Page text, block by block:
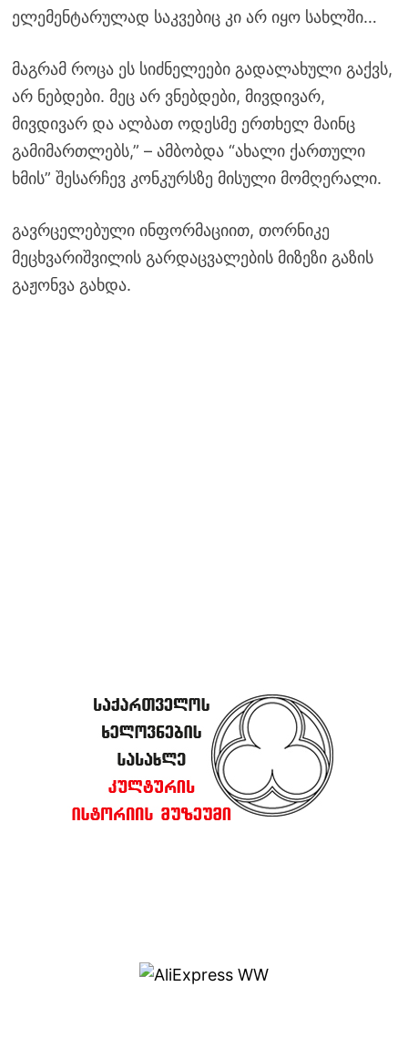
ელემენტარულად საკვებიც კი არ იყო სახლში…
მაგრამ როცა ეს სიძნელეები გადალახული გაქვს,
არ ნებდები. მეც არ ვნებდები, მივდივარ,
მივდივარ და ალბათ ოდესმე ერთხელ მაინც
გამიმართლებს,” – ამბობდა “ახალი ქართული
ხმის” შესარჩევ კონკურსზე მისული მომღერალი.
გავრცელებული ინფორმაციით, თორნიკე
მეცხვარიშვილის გარდაცვალების მიზეზი გაზის
გაჟონვა გახდა.